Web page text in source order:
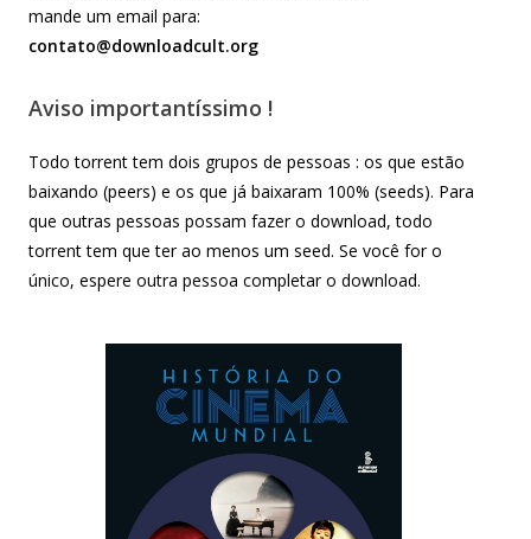
mande um email para:
contato@downloadcult.org
Aviso importantíssimo !
Todo torrent tem dois grupos de pessoas : os que estão
baixando (peers) e os que já baixaram 100% (seeds). Para
que outras pessoas possam fazer o download, todo
torrent tem que ter ao menos um seed. Se você for o
único, espere outra pessoa completar o download.